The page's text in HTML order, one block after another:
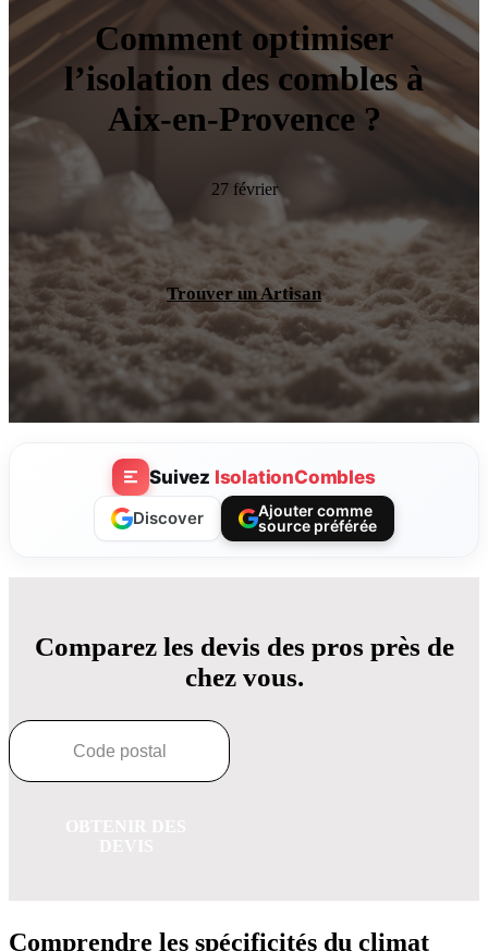
Comment optimiser
l’isolation des combles à
Aix-en-Provence ?
27 février
Trouver un Artisan
Suivez IsolationCombles
Discover
Ajouter comme
source préférée
Comparez les devis des pros près de
chez vous.
Comprendre les spécificités du climat